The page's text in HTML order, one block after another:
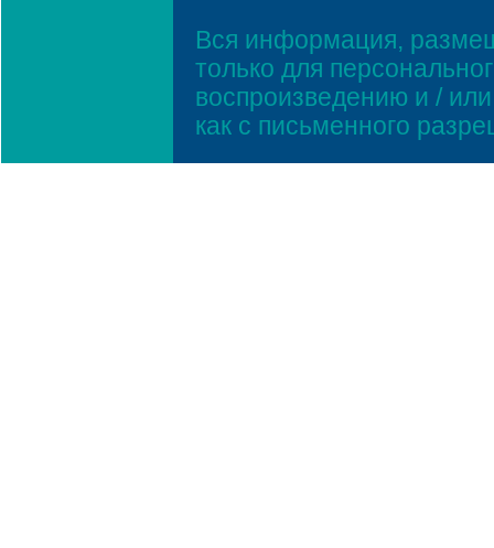
Вся информация,
только для
воспроизведению и /
как с письменного